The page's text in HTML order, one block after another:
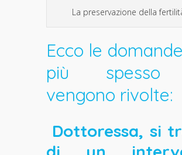
La preservazione della
Ecco le
più
vengono rivolte:
Dottoressa, si